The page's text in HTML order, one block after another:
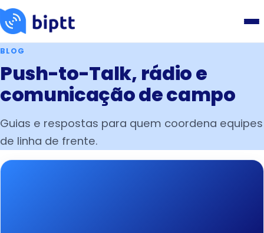
BLOG
Push-to-Talk, rádio e
comunicação de campo
Guias e respostas para quem coordena equipes
de linha de frente.